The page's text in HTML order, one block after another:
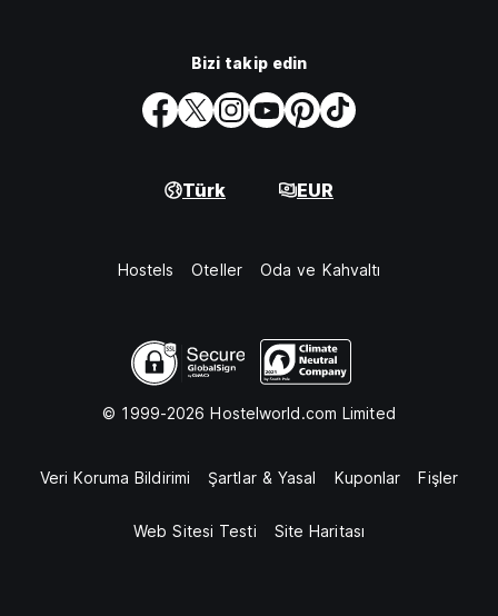
Bizi takip edin
Türk EUR
Hostels Oteller Oda ve Kahvaltı
© 1999-2026 Hostelworld.com Limited
Veri Koruma Bildirimi Şartlar & Yasal Kuponlar Fişler
Web Sitesi Testi Site Haritası